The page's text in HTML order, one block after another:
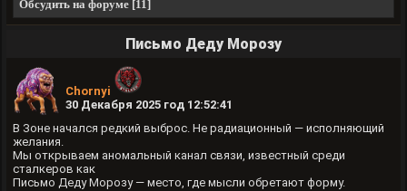
Обсудить на форуме [11]
Письмо Деду Морозу
Chornyi
30 Декабря 2025 год 12:52:41
В Зоне начался редкий выброс. Не радиационный — исполняющий
желания.
Мы открываем аномальный канал связи, известный среди
сталкеров как
Письмо Деду Морозу — место, где мысли обретают форму.